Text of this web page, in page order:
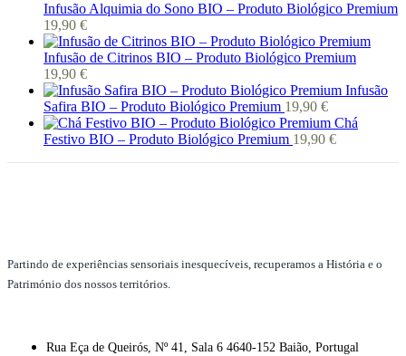
Infusão Alquimia do Sono BIO – Produto Biológico Premium
19,90 €
Infusão de Citrinos BIO – Produto Biológico Premium
19,90 €
Infusão
Safira BIO – Produto Biológico Premium 19,90 €
Chá
Festivo BIO – Produto Biológico Premium 19,90 €
Partindo de experiências sensoriais inesquecíveis, recuperamos a História e o
Património dos nossos territórios.
Rua Eça de Queirós, Nº 41, Sala 6 4640-152 Baião, Portugal